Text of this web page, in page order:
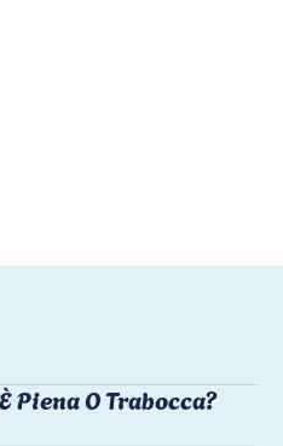
Piena O Trabocca?